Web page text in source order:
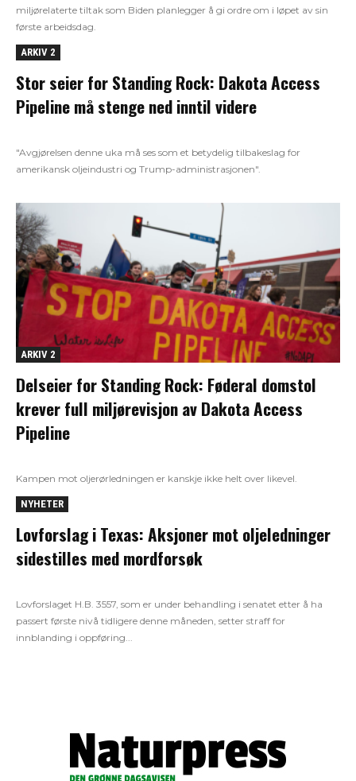
miljørelaterte tiltak som Biden planlegger å gi ordre om i løpet av sin
første arbeidsdag.
ARKIV 2
Stor seier for Standing Rock: Dakota Access
Pipeline må stenge ned inntil videre
"Avgjørelsen denne uka må ses som et betydelig tilbakeslag for
amerikansk oljeindustri og Trump-administrasjonen".
ARKIV 2
Delseier for Standing Rock: Føderal domstol
krever full miljørevisjon av Dakota Access
Pipeline
Kampen mot oljerørledningen er kanskje ikke helt over likevel.
NYHETER
Lovforslag i Texas: Aksjoner mot oljeledninger
sidestilles med mordforsøk
Lovforslaget H.B. 3557, som er under behandling i senatet etter å ha
passert første nivå tidligere denne måneden, setter straff for
innblanding i oppføring...